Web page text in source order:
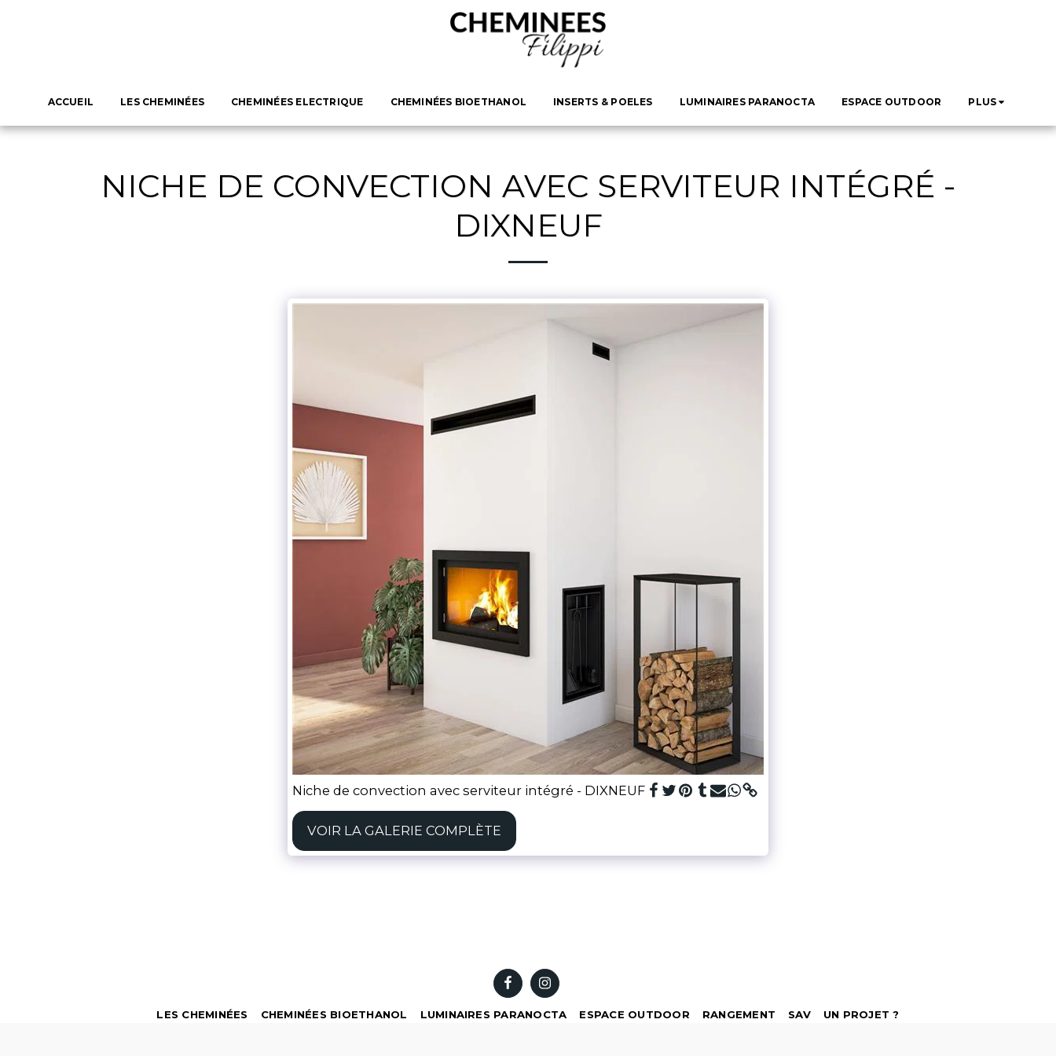
ACCUEIL LES CHEMINÉES CHEMINÉES ELECTRIQUE CHEMINÉES BIOETHANOL INSERTS & POELES LUMINAIRES PARANOCTA ESPACE OUTDOOR PLUS
NICHE DE CONVECTION AVEC SERVITEUR INTÉGRÉ -
DIXNEUF
Niche de convection avec serviteur intégré - DIXNEUF
VOIR LA GALERIE COMPLÈTE
LES CHEMINÉES CHEMINÉES BIOETHANOL LUMINAIRES PARANOCTA ESPACE OUTDOOR RANGEMENT SAV UN PROJET ?